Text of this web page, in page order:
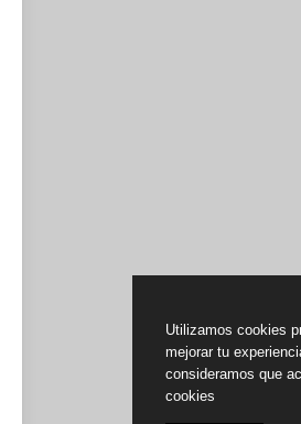
Utilizamos cookies
mejorar tu
consideramos que
cookies